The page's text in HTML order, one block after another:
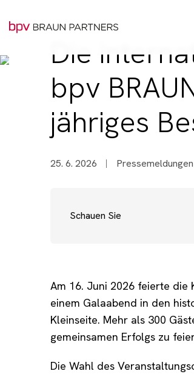
Die
bpv
jähriges
25. 6. 2026 Pressemeldungen
Schauen Sie
Am 16. Juni 2026 feierte die
einem Galaabend in den
Kleinseite. Mehr als 300
gemeinsamen Erfolgs zu
Die Wahl des